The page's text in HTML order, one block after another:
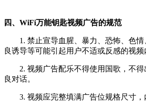
四、WiFi万能钥匙视频广告的规范
1. 禁止宣导血腥、暴力、恐怖、色
良诱导等可能引起用户不适或反感的视频
2. 视频广告配乐不得使用国歌，不
良对话。
3. 视频应完整填满广告位规格尺寸